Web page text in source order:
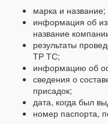
марка и название;
информация об
название
результаты
ТР ТС;
информацию об
сведения о
присадок;
дата, когда был
номер паспорта,